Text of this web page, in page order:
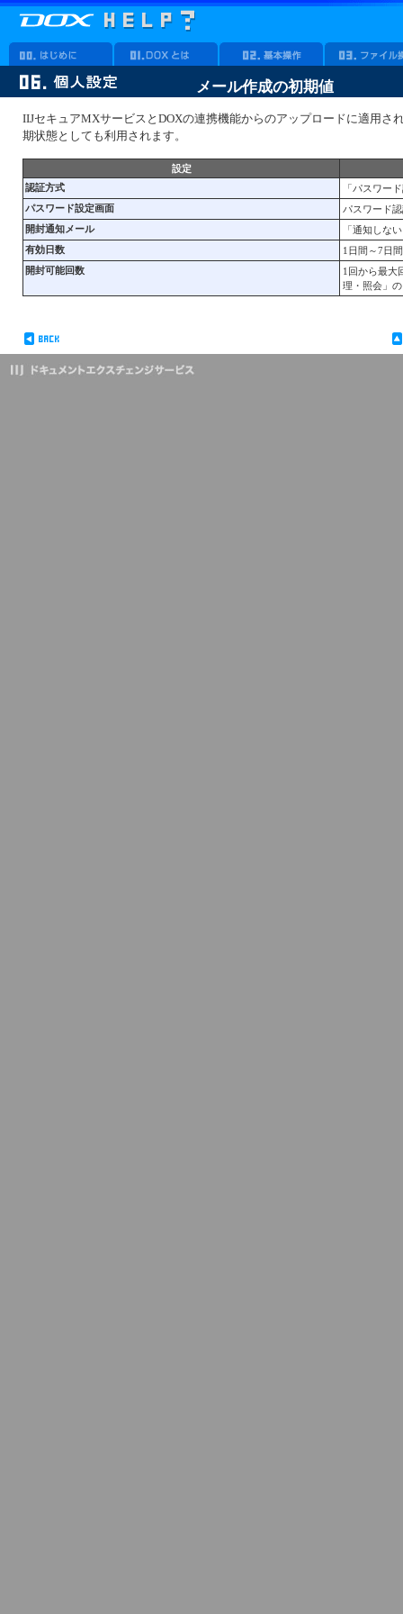
メール作成の初期値
IIJセキュアMXサービスとDOXの連携機能からのアップロードに適用
期状態としても利用されます。
設定
認証方式
「パスワー
パスワード設定画面
パスワード
開封通知メール
「通知しな
有効日数
1日間～7日
開封可能回数
1回から最大
理・照会」